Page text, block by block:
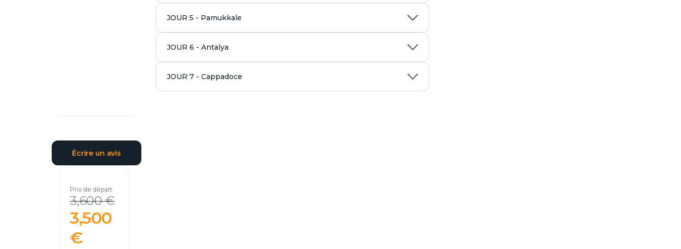
JOUR 5 - Pamukkale
JOUR 6 - Antalya
JOUR 7 - Cappadoce
Écrire un avis
Prix ​​de départ
3,600 €
3,500
€